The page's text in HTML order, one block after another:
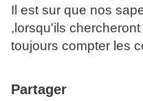
Il est sur que nos
,lorsqu'ils
toujours compter les
Partager